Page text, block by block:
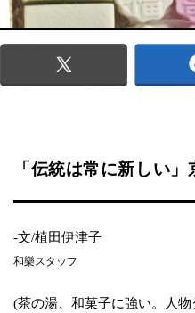
「伝統は常に新しい
-文/植田伊津子
和樂スタッフ
(茶の湯、和菓子に強い。人